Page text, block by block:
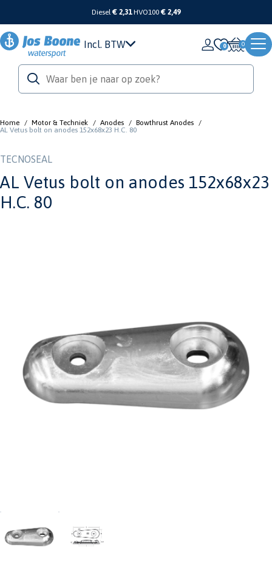
Diesel€ 2,31 HVO100 € 2,49
Incl. BTW 0
Home / Motor & Techniek / Anodes / Bowthrust Anodes /
AL Vetus bolt on anodes 152x68x23 H.C. 80
TECNOSEAL
AL Vetus bolt on anodes 152x68x23
H.C. 80